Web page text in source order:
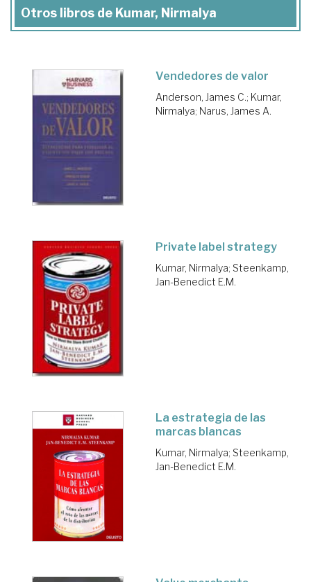
Otros libros de Kumar, Nirmalya
Vendedores de valor
Anderson, James C.; Kumar,
Nirmalya; Narus, James A.
Private label strategy
Kumar, Nirmalya; Steenkamp,
Jan-Benedict E.M.
La estrategia de las
marcas blancas
Kumar, Nirmalya; Steenkamp,
Jan-Benedict E.M.